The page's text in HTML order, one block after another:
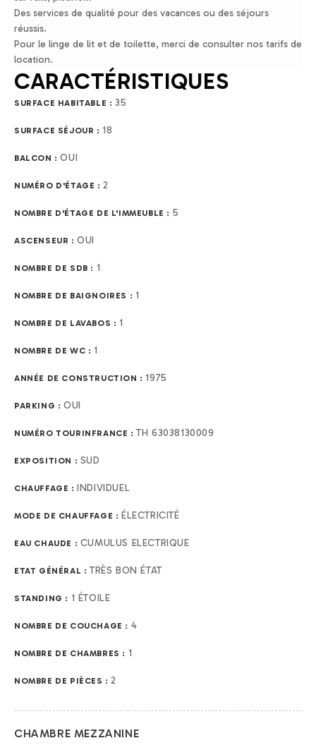
Des services de qualité pour des vacances ou des séjours
réussis.
Pour le linge de lit et de toilette, merci de consulter nos tarifs de
location.
CARACTÉRISTIQUES
SURFACE HABITABLE : 35
SURFACE SÉJOUR : 18
BALCON :OUI
NUMÉRO D'ÉTAGE :2
NOMBRE D'ÉTAGE DE L'IMMEUBLE : 5
ASCENSEUR :OUI
NOMBRE DE SDB : 1
NOMBRE DE BAIGNOIRES : 1
NOMBRE DE LAVABOS : 1
NOMBRE DE WC : 1
ANNÉE DE CONSTRUCTION : 1975
PARKING : OUI
NUMÉRO TOURINFRANCE :TH 63038130009
EXPOSITION : SUD
CHAUFFAGE : INDIVIDUEL
MODE DE CHAUFFAGE : ÉLECTRICITÉ
EAU CHAUDE : CUMULUS ELECTRIQUE
ETAT GÉNÉRAL : TRÈS BON ÉTAT
STANDING : 1 ÉTOILE
NOMBRE DE COUCHAGE : 4
NOMBRE DE CHAMBRES : 1
NOMBRE DE PIÈCES :2
CHAMBRE MEZZANINE